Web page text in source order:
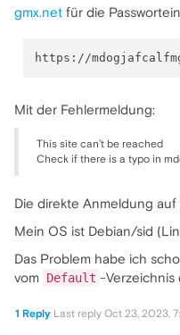
gmx.net für die
Mit der Fehlermeldung:
This site can’t be reached
Check if there is a typo in
Die direkte Anmeldung auf
Mein OS ist Debian/sid
Das Problem habe ich
vom
Default -Verzeichnis
1 Reply Last reply Oct 23, 2023,